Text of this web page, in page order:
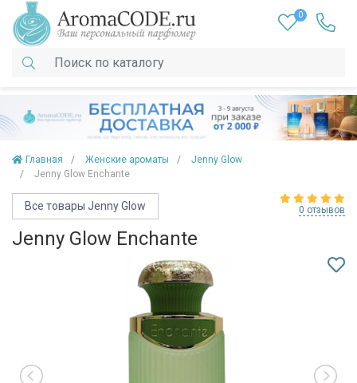
0
Главная Женские ароматы
Jenny Glow
Jenny Glow Enchante
Все товары Jenny Glow 0 отзывов
Jenny Glow Enchante